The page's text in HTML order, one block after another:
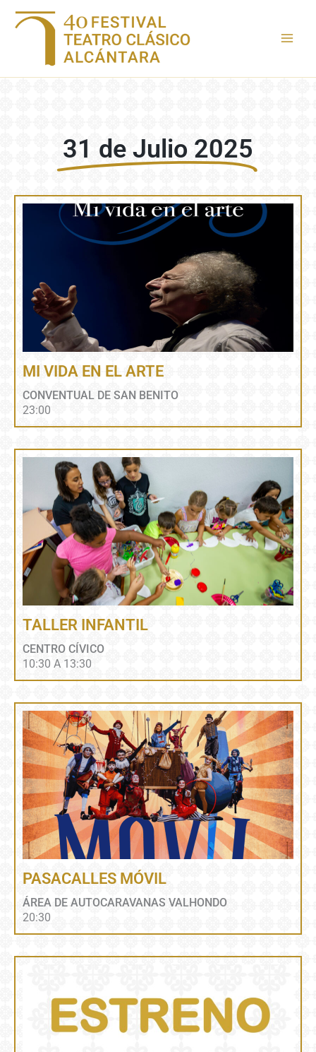
31 de Julio 2025
MI VIDA EN EL ARTE
CONVENTUAL DE SAN BENITO
23:00
TALLER INFANTIL
CENTRO CÍVICO
10:30 A 13:30
PASACALLES MÓVIL
ÁREA DE AUTOCARAVANAS VALHONDO
20:30